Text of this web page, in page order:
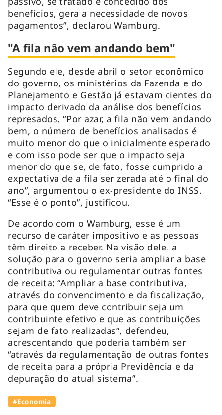
benefícios, gera a necessidade de novos
pagamentos”, declarou Wamburg.
"A fila não vem andando bem"
Segundo ele, desde abril o setor econômico
do governo, os ministérios da Fazenda e do
Planejamento e Gestão já estavam cientes do
impacto derivado da análise dos benefícios
represados. “Por azar, a fila não vem andando
bem, o número de benefícios analisados é
muito menor do que o inicialmente esperado
e com isso pode ser que o impacto seja
menor do que se, de fato, fosse cumprido a
expectativa de a fila ser zerada até o final do
ano”, argumentou o ex-presidente do INSS.
“Esse é o ponto”, justificou.
De acordo com o Wamburg, esse é um
recurso de caráter impositivo e as pessoas
têm direito a receber. Na visão dele, a
solução para o governo seria ampliar a base
contributiva ou regulamentar outras fontes
de receita: “Ampliar a base contributiva,
através do convencimento e da fiscalização,
para que quem deve contribuir seja um
contribuinte efetivo e que as contribuições
sejam de fato realizadas”, defendeu,
acrescentando que poderia também ser
“através da regulamentação de outras fontes
de receita para a própria Previdência e da
depuração do atual sistema”.
#Economia